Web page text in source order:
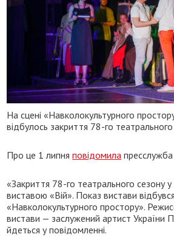
На сцені «Навколокультурного
відбулось закриття 78-го
Про це 1 липняповідомила
«Закриття 78-го театрального сезону
виставою «Вій». Показ вистави
«Навколокультурного простору».
вистави — заслужений артист України
йдеться у повідомленні.